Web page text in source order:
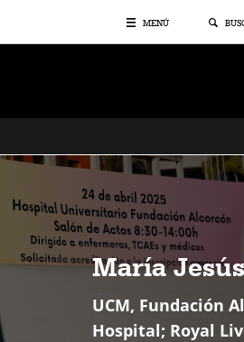
MENÚ
María
UCM, Fundación
Hospital; Royal